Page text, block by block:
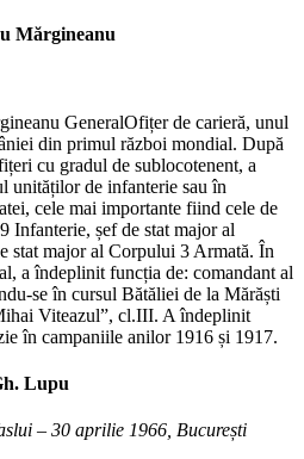
Mărgineanu
Ofițer de carieră, unul
din primul război mondial. După
cu gradul de sublocotenent, a
unităților de infanterie sau în
cele mai importante fiind cele de
Infanterie, șef de stat major al
stat major al Corpului 3 Armată. În
a îndeplinit funcția de: comandant al
se în cursul Bătăliei de la Mărăști
Viteazul”, cl.III. A îndeplinit
în campaniile anilor 1916 și 1917.
Lupu
– 30 aprilie 1966, București